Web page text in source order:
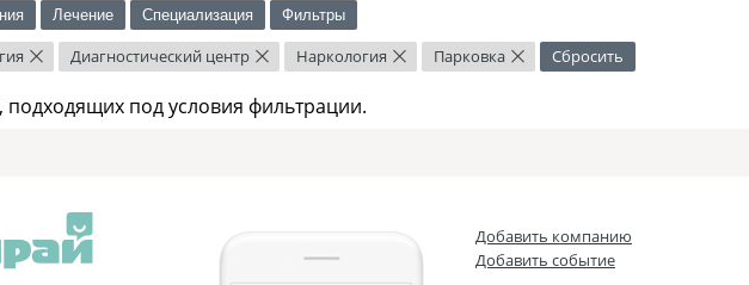
Лечение Специализация Фильтры
× Диагностический центр × Наркология × Парковка × Сбросить
под условия фильтрации.
Добавить компанию
Добавить событие